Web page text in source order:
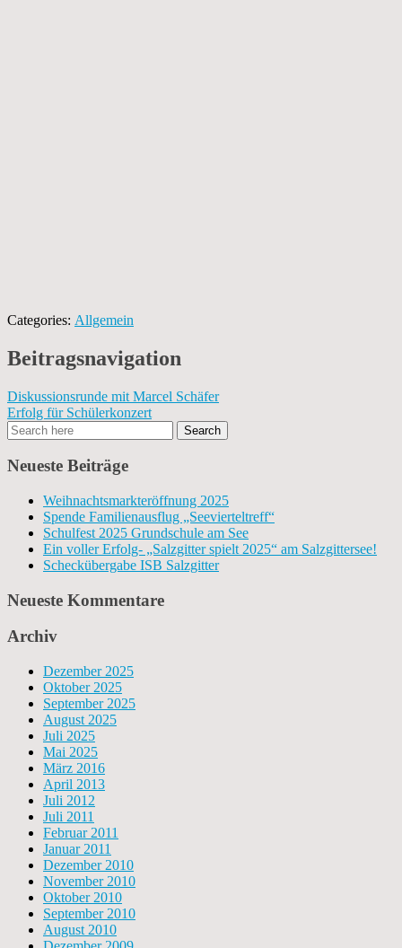
Categories: Allgemein
Beitragsnavigation
Diskussionsrunde mit Marcel Schäfer
Erfolg für Schülerkonzert
Neueste Beiträge
Weihnachtsmarkteröffnung 2025
Spende Familienausflug „Seevierteltreff“
Schulfest 2025 Grundschule am See
Ein voller Erfolg- „Salzgitter spielt 2025“ am Salzgittersee!
Scheckübergabe ISB Salzgitter
Neueste Kommentare
Archiv
Dezember 2025
Oktober 2025
September 2025
August 2025
Juli 2025
Mai 2025
März 2016
April 2013
Juli 2012
Juli 2011
Februar 2011
Januar 2011
Dezember 2010
November 2010
Oktober 2010
September 2010
August 2010